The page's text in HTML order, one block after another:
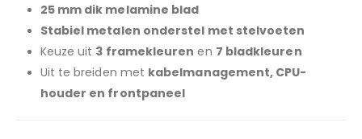
25 mm dik melamine blad
Stabiel metalen onderstel met stelvoeten
Keuze uit 3 framekleuren en 7 bladkleuren
Uit te breiden met kabelmanagement, CPU-
houder en frontpaneel